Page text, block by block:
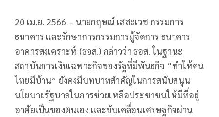
20 เม.ย. 2566 – นายกฤษณ์ เสสะเวช กรรมการ
ธนาคาร และรักษาการกรรมการผู้จัดการ ธนาคาร
อาคารสงเคราะห์ (ธอส.) กล่าวว่า ธอส. ในฐานะ
สถาบันการเงินเฉพาะกิจของรัฐที่มีพันธกิจ “ทำให้คน
ไทยมีบ้าน” ยังคงมีบทบาทสำคัญในการสนับสนุน
นโยบายรัฐบาลในการช่วยเหลือประชาชนให้มีที่อยู่
อาศัยเป็นของตนเอง และขับเคลื่อนเศรษฐกิจผ่าน